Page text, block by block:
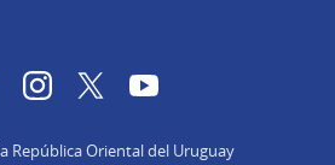
FacebookInstagram
TwitterYouTube
República Oriental del Uruguay